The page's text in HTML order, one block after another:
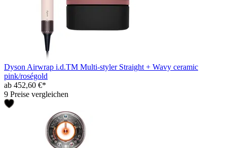
Dyson Airwrap i.d.TM Multi-styler Straight + Wavy ceramic
pink/roségold
ab 452,60 €*
9 Preise vergleichen